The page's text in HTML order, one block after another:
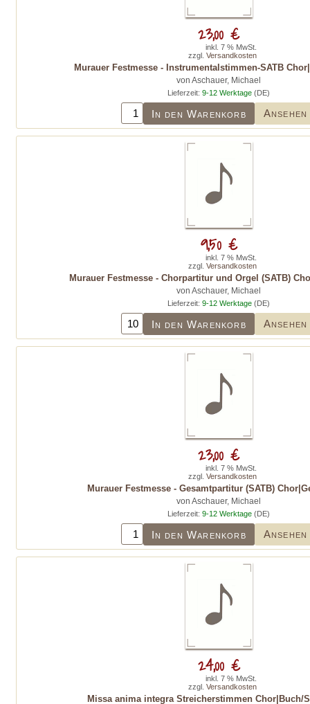
Murauer Festmesse - Instrumentalstimmen-SATB
von Aschauer, Michael
Lieferzeit: 9-12 Werktage (DE)
In den Warenkorb Ansehen
23,00 €
inkl. 7 % MwSt.
zzgl. Versandkosten
Murauer Festmesse - Chorpartitur und Orgel (SATB)
von Aschauer, Michael
Lieferzeit: 9-12 Werktage (DE)
In den Warenkorb Ansehen
9,50 €
inkl. 7 % MwSt.
zzgl. Versandkosten
Murauer Festmesse - Gesamtpartitur (SATB)
von Aschauer, Michael
Lieferzeit: 9-12 Werktage (DE)
In den Warenkorb Ansehen
23,00 €
inkl. 7 % MwSt.
zzgl. Versandkosten
Missa anima integra Streicherstimmen Chor|Buch/
24,00 €
inkl. 7 % MwSt.
zzgl. Versandkosten